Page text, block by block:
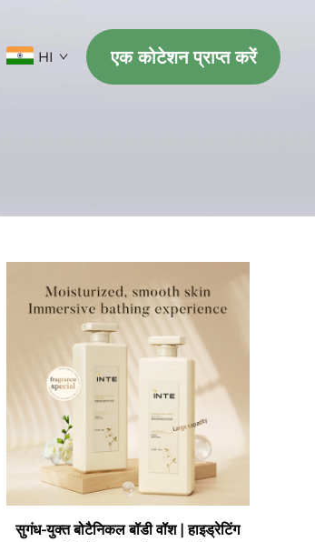
HI एक कोटेशन प्राप्त करें
सुगंध-युक्त बोटैनिकल बॉडी वॉश | हाइड्रेटिंग